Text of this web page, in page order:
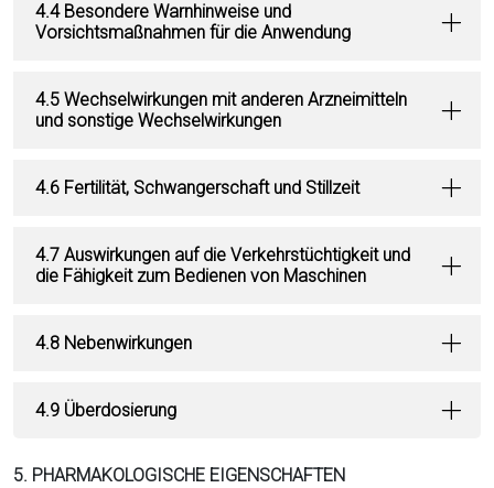
4.4 Besondere Warnhinweise und
Vorsichtsmaßnahmen für die Anwendung
4.5 Wechselwirkungen mit anderen Arzneimitteln
und sonstige Wechselwirkungen
4.6 Fertilität, Schwangerschaft und Stillzeit
4.7 Auswirkungen auf die Verkehrstüchtigkeit und
die Fähigkeit zum Bedienen von Maschinen
4.8 Nebenwirkungen
4.9 Überdosierung
5. PHARMAKOLOGISCHE EIGENSCHAFTEN